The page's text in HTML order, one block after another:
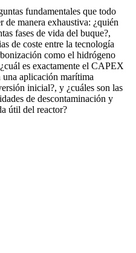
fundamentales que todo
de manera exhaustiva: ¿quién
fases de vida del buque?,
de coste entre la tecnología
como el hidrógeno
es exactamente el CAPEX
aplicación marítima
inicial?, y ¿cuáles son las
de descontaminación y
útil del reactor?